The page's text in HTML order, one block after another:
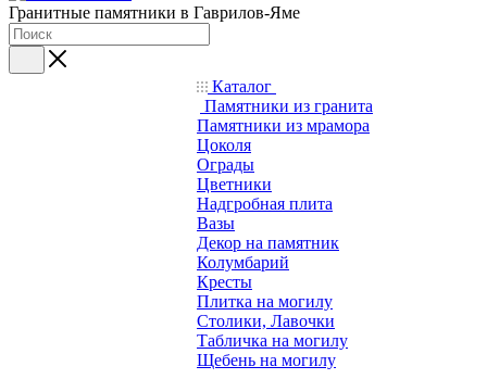
Гранитные памятники в Гаврилов-Яме
Каталог
Памятники из гранита
Памятники из мрамора
Цоколя
Ограды
Цветники
Надгробная плита
Вазы
Декор на памятник
Колумбарий
Кресты
Плитка на могилу
Столики, Лавочки
Табличка на могилу
Щебень на могилу